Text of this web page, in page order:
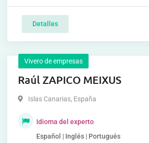
Detalles
Vivero de empresas
Raúl ZAPICO MEIXUS
Islas Canarias, España
Idioma del experto
Español | Inglés | Portugués